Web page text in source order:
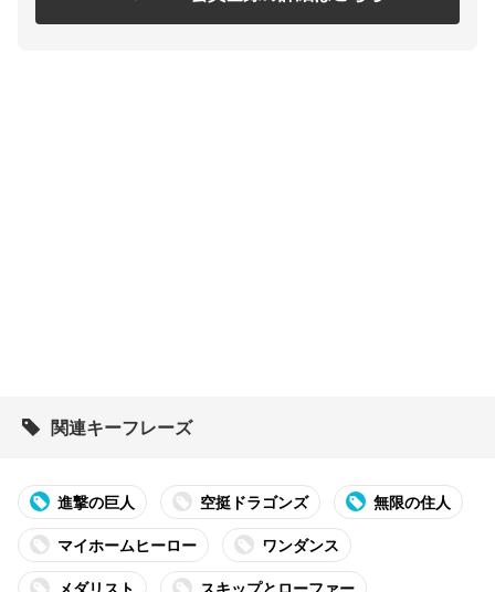
関連キーフレーズ
進撃の巨人 空挺ドラゴンズ 無限の住人
マイホームヒーロー ワンダンス
メダリスト スキップとローファー